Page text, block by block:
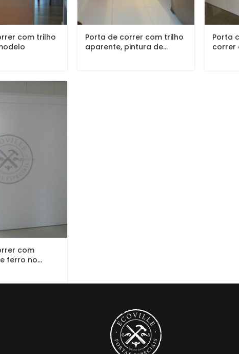
com trilho
Porta de correr com trilho
aparente, pintura de...
Porta
correr
com
ferro no...